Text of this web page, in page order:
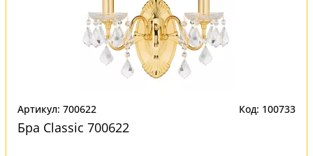
Артикул: 700622 Код: 100733
Бра Classic 700622